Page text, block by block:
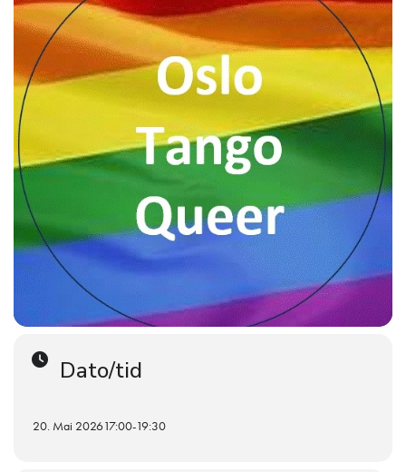
Dato/tid
20. Mai 202617:00-19:30